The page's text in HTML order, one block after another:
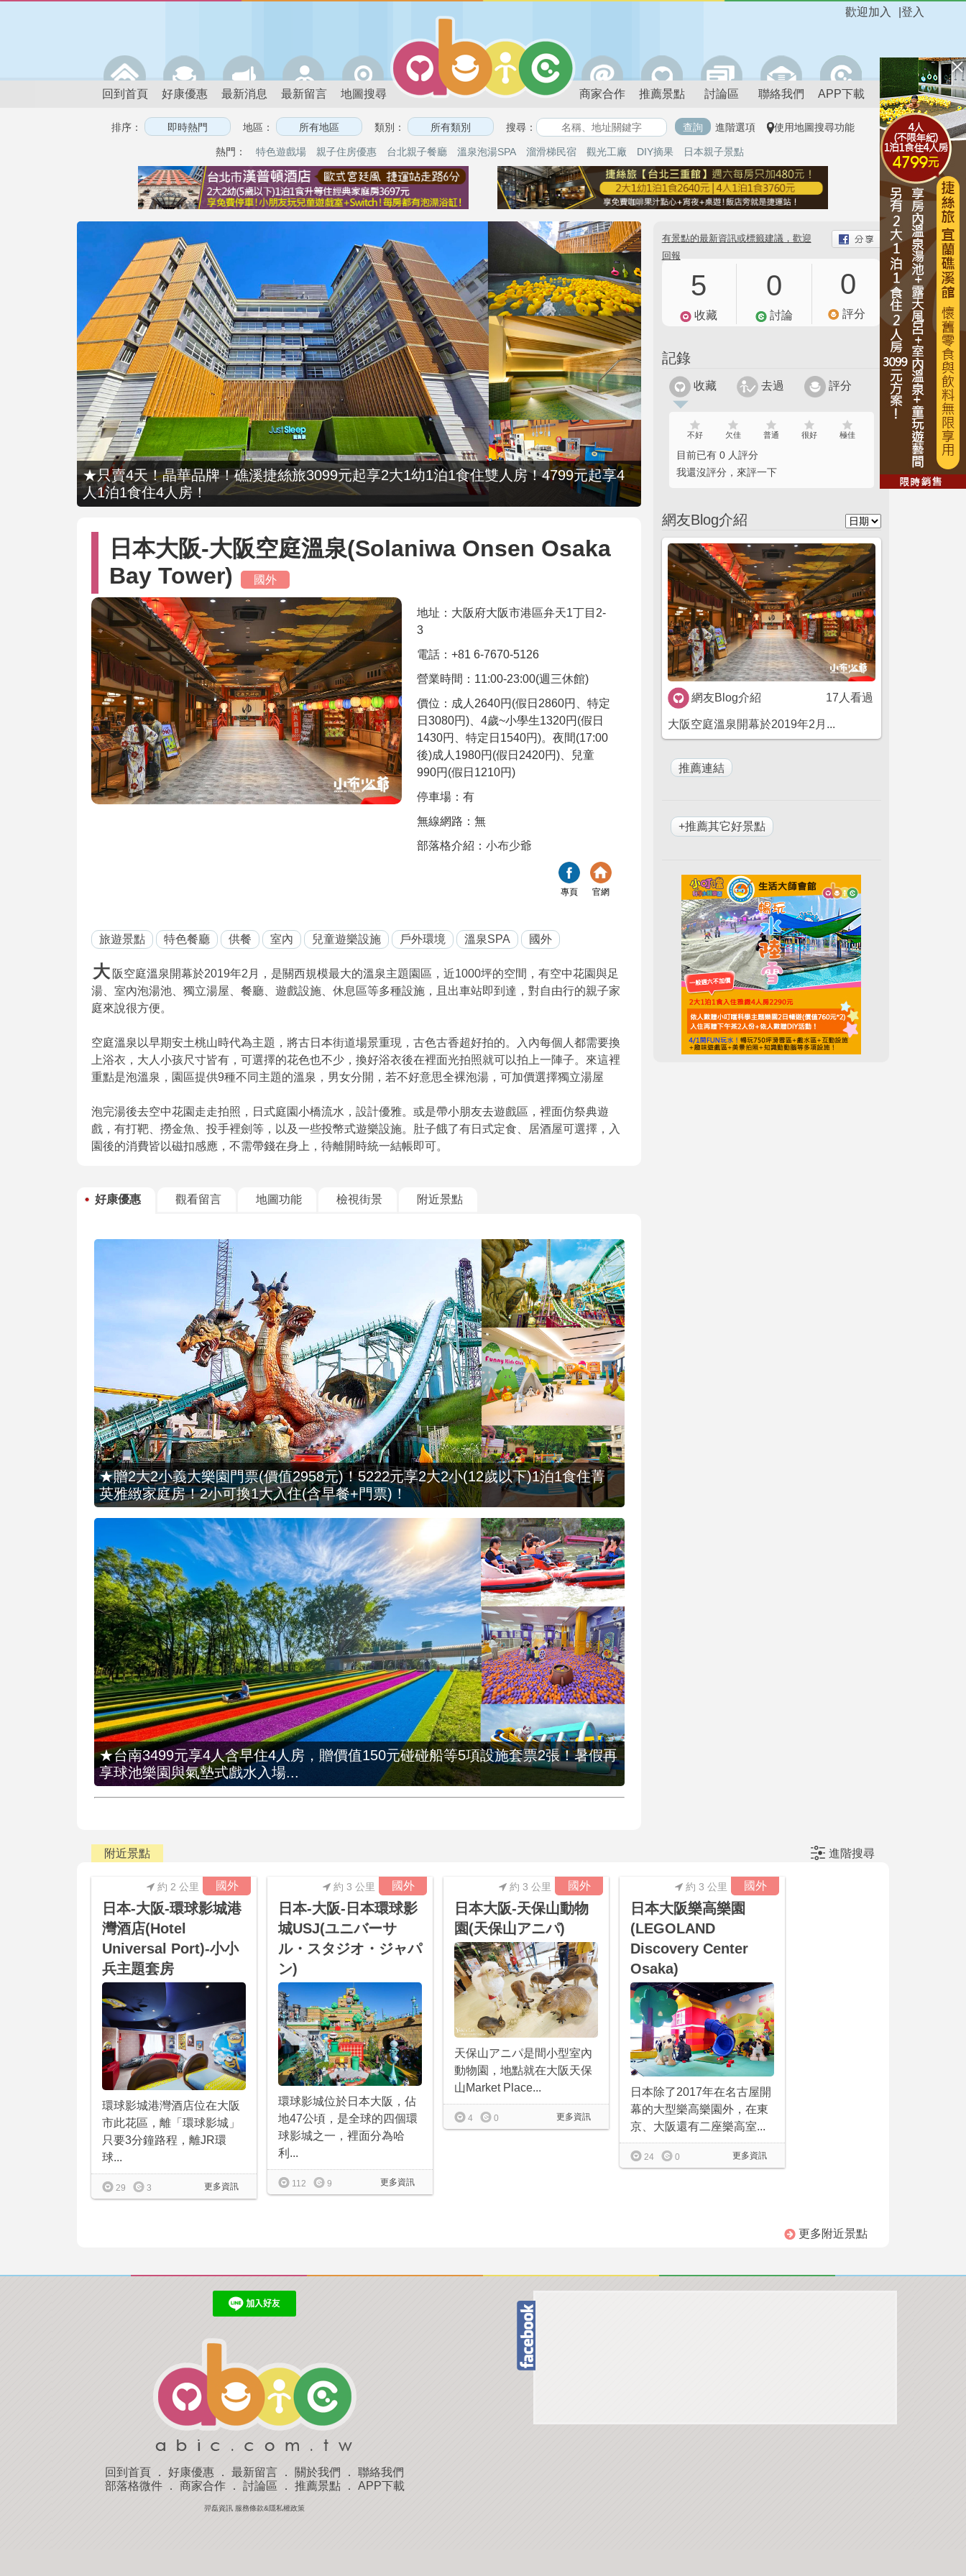
登入
歡迎加入
回到首頁 好康優惠 最新消息 最新留言 地圖搜尋 商家合作 推薦景點 討論區 聯絡我們 APP下載
排序： 地區： 類別： 搜尋： 進階選項 使用地圖搜尋功能
熱門： 特色遊戲場 親子住房優惠 台北親子餐廳 溫泉泡湯SPA 溜滑梯民宿 觀光工廠 DIY摘果 日本親子景點
★只賣4天！晶華品牌！礁溪捷絲旅3099元起享2大1幼1泊1食住雙人房！4799元起享4
人1泊1食住4人房！
日本大阪-大阪空庭溫泉(Solaniwa Onsen Osaka
Bay Tower)
國外
地址：大阪府大阪市港區弁天1丁目2-
3
電話：+81 6-7670-5126
營業時間：11:00-23:00(週三休館)
價位：成人2640円(假日2860円、特定
日3080円)、4歲~小學生1320円(假日
1430円、特定日1540円)。夜間(17:00
後)成人1980円(假日2420円)、兒童
990円(假日1210円)
停車場：有
無線網路：無
部落格介紹：小布少爺
專頁 官網
旅遊景點 特色餐廳 供餐 室內 兒童遊樂設施 戶外環境 溫泉SPA 國外
大 阪空庭溫泉開幕於2019年2月，是關西規模最大的溫泉主題園區，近1000坪的空間，有空中花園與足
湯、室內泡湯池、獨立湯屋、餐廳、遊戲設施、休息區等多種設施，且出車站即到達，對自由行的親子家
庭來說很方便。
空庭溫泉以早期安土桃山時代為主題，將古日本街道場景重現，古色古香超好拍的。入內每個人都需要換
上浴衣，大人小孩尺寸皆有，可選擇的花色也不少，換好浴衣後在裡面光拍照就可以拍上一陣子。來這裡
重點是泡溫泉，園區提供9種不同主題的溫泉，男女分開，若不好意思全裸泡湯，可加價選擇獨立湯屋
泡完湯後去空中花園走走拍照，日式庭園小橋流水，設計優雅。或是帶小朋友去遊戲區，裡面仿祭典遊
戲，有打靶、撈金魚、投手裡劍等，以及一些投幣式遊樂設施。肚子餓了有日式定食、居酒屋可選擇，入
園後的消費皆以磁扣感應，不需帶錢在身上，待離開時統一結帳即可。
好康優惠 觀看留言 地圖功能 檢視街景 附近景點
★贈2大2小義大樂園門票(價值2958元)！5222元享2大2小(12歲以下)1泊1食住菁
英雅緻家庭房！2小可換1大入住(含早餐+門票)！
★台南3499元享4人含早住4人房，贈價值150元碰碰船等5項設施套票2張！暑假再
享球池樂園與氣墊式戲水入場...
有景點的最新資訊或標籤建議，歡迎
回報
5
收藏
0
討論
0
評分
記錄
收藏 去過 評分
不好 欠佳 普通 很好 極佳
目前已有 0 人評分
我還沒評分，來評一下
網友Blog介紹
網友Blog介紹 17人看過
大阪空庭溫泉開幕於2019年2月...
+推薦其它好景點
附近景點 進階搜尋
國外
約 2 公里
日本-大阪-環球影城港
灣酒店(Hotel
Universal Port)-小小
兵主題套房
環球影城港灣酒店位在大阪
市此花區，離「環球影城」
只要3分鐘路程，離JR環
球...
更多資訊
29 3
國外
約 3 公里
日本-大阪-日本環球影
城USJ(ユニバーサ
ル・スタジオ・ジャパ
ン)
環球影城位於日本大阪，佔
地47公頃，是全球的四個環
球影城之一，裡面分為哈
利...
更多資訊
112 9
國外
約 3 公里
日本大阪-天保山動物
園(天保山アニパ)
天保山アニパ是間小型室內
動物園，地點就在大阪天保
山Market Place...
更多資訊
4 0
國外
約 3 公里
日本大阪樂高樂園
(LEGOLAND
Discovery Center
Osaka)
日本除了2017年在名古屋開
幕的大型樂高樂園外，在東
京、大阪還有二座樂高室...
更多資訊
24 0
更多附近景點
回到首頁 ． 好康優惠 ． 最新留言 ． 關於我們 ． 聯絡我們
部落格微件． 商家合作． 討論區 ． 推薦景點． APP下載
羿磊資訊 服務條款&隱私權政策